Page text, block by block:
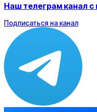
Наш телеграм канал
Подписаться на канал